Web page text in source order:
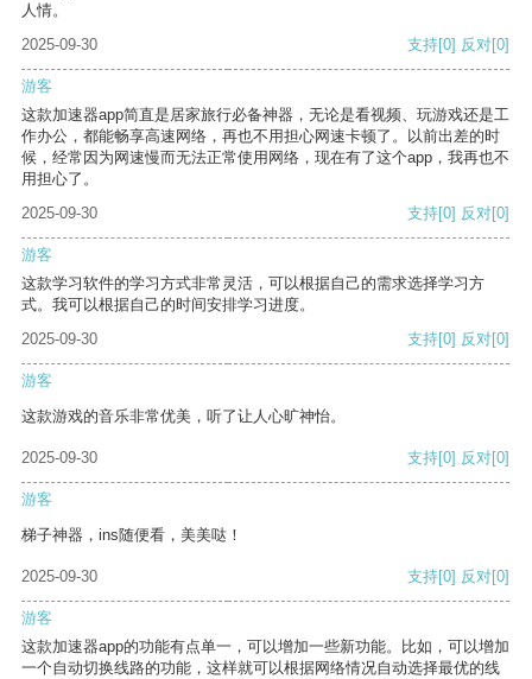
人情。
2025-09-30
支持[0] 反对[0]
游客
这款加速器app简直是居家旅行必备神器，无论是看视频、玩游戏还是工
作办公，都能畅享高速网络，再也不用担心网速卡顿了。以前出差的时
候，经常因为网速慢而无法正常使用网络，现在有了这个app，我再也不
用担心了。
2025-09-30
支持[0] 反对[0]
游客
这款学习软件的学习方式非常灵活，可以根据自己的需求选择学习方
式。我可以根据自己的时间安排学习进度。
2025-09-30
支持[0] 反对[0]
游客
这款游戏的音乐非常优美，听了让人心旷神怡。
2025-09-30 支持[0] 反对[0]
游客
梯子神器，ins随便看，美美哒！
2025-09-30 支持[0] 反对[0]
游客
这款加速器app的功能有点单一，可以增加一些新功能。比如，可以增加
一个自动切换线路的功能，这样就可以根据网络情况自动选择最优的线